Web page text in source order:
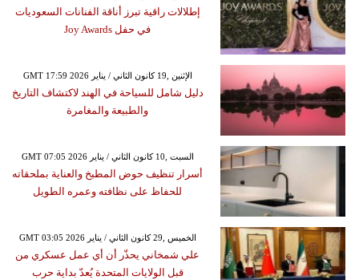
إطلالات راقية تبرز أناقة الفنانات السعوديات
في حفل Joy Awards
GMT 17:59 2026 الإثنين ,19 كانون الثاني / يناير
دليل شامل للسياحة في الهند لاكتشاف التاريخ
والطبيعة والمغامرة
GMT 07:05 2026 السبت ,10 كانون الثاني / يناير
أسرار تنظيف حوض المطبخ والعناية بملحقاته
للحفاظ على نظافته وعمره الطويل
GMT 03:05 2026 الخميس ,29 كانون الثاني / يناير
علي شمخاني يحذّر أن أي عمل عسكري من
قبل الولايات المتحدة يُعدّ بداية حرب